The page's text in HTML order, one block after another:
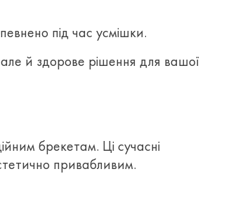
під час усмішки.
але й здорове рішення для вашої
брекетам. Ці сучасні
привабливим.